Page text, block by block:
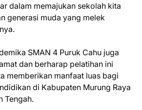
dalam memajukan sekolah kita
generasi muda yang melek
SMAN 4 Puruk Cahu juga
dan berharap pelatihan ini
memberikan manfaat luas bagi
di Kabupaten Murung Raya
Tengah.